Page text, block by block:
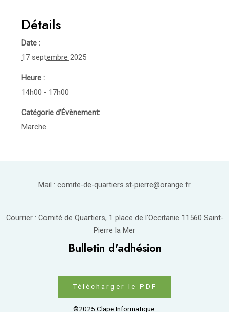
Détails
Date :
17 septembre 2025
Heure :
14h00 - 17h00
Catégorie d’Évènement:
Marche
Mail : comite-de-quartiers.st-pierre@orange.fr
Courrier : Comité de Quartiers, 1 place de l'Occitanie 11560 Saint-
Pierre la Mer
Bulletin d'adhésion
Télécharger le PDF
©2025 Clape Informatique.